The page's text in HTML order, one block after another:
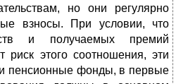
но они регулярно
взносы. При условии, что
и получаемых премий
риск этого соотношения, эти
и пенсионные фонды, в первые